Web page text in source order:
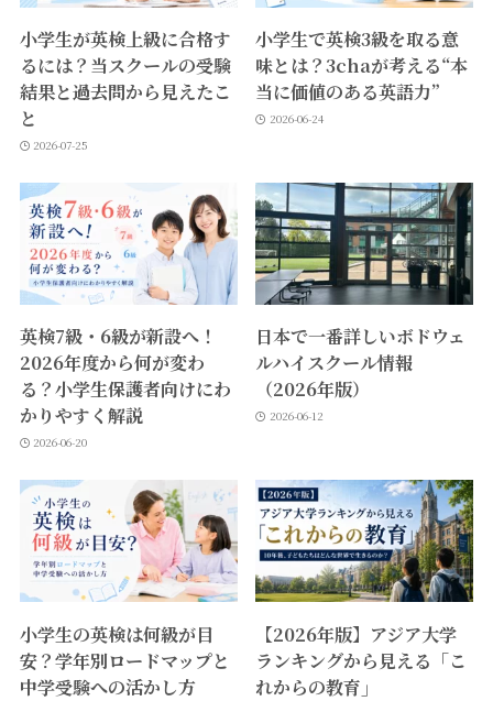
小学生が英検上級に合格す
るには？当スクールの受験
結果と過去問から見えたこ
と
2026-07-25
小学生で英検3級を取る意
味とは？3chaが考える“本
当に価値のある英語力”
2026-06-24
英検7級・6級が新設へ！
2026年度から何が変わ
る？小学生保護者向けにわ
かりやすく解説
2026-06-20
日本で一番詳しいボドウェ
ルハイスクール情報
（2026年版）
2026-06-12
小学生の英検は何級が目
安？学年別ロードマップと
中学受験への活かし方
【2026年版】アジア大学
ランキングから見える「こ
れからの教育」